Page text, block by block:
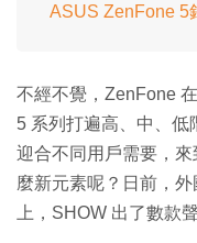
ASUS ZenFone 5
不經不覺，ZenFone
5 系列打遍高、中、低
迎合不同用戶需要，
麼新元素呢？日前，
上，SHOW 出了數款